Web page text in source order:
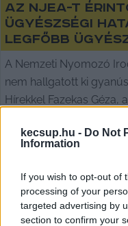
kecsup.hu - Do Not
Information
If you wish to opt-out of
processing of your
targeted advertising by
section to confirm your
Az NJEA-t
ügyészségi
Legfőbb
A Nemzeti Nyomozó
nem hallgatott ki
Hírekkel Fazekas Géza,
HI Hraskó István